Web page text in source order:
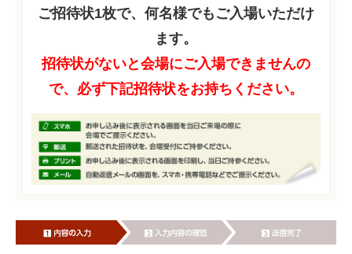
ご招待状1枚で、何名様でもご入場いただけ
ます。
招待状がないと会場にご入場できませんの
で、必ず下記招待状をお持ちください。